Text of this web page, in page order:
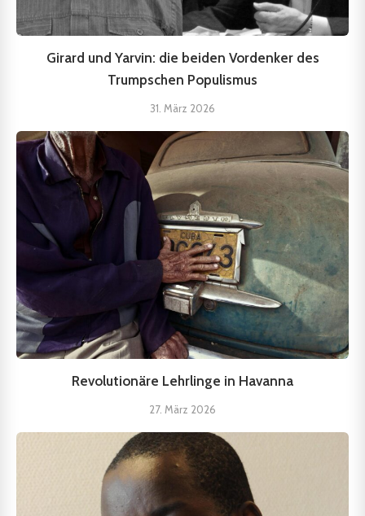
Girard und Yarvin: die beiden Vordenker des
Trumpschen Populismus
31. März 2026
Revolutionäre Lehrlinge in Havanna
27. März 2026